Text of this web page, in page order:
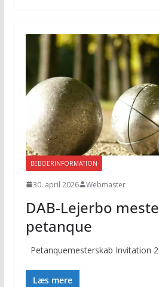
BEBOERINFORMATION
30. april 2026 Webmaster
DAB-Lejerbo
petanque
Petanquemesterskab Invitation
Læs mere